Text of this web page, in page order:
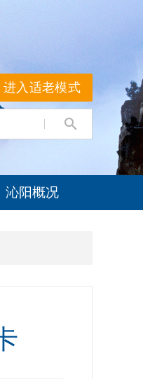
进入适老模式
沁阳概况